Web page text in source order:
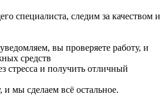
специалиста, следим за качеством и
вы проверяете работу, и
средств
стресса и получить отличный
и мы сделаем всё остальное.